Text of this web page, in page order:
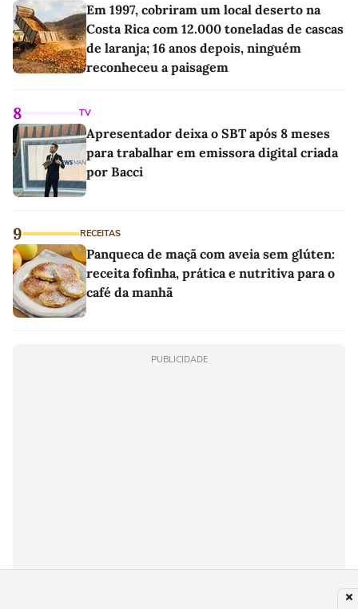
Em 1997, cobriram um local deserto na
Costa Rica com 12.000 toneladas de cascas
de laranja; 16 anos depois, ninguém
reconheceu a paisagem
8 TV
Apresentador deixa o SBT após 8 meses
para trabalhar em emissora digital criada
por Bacci
9 RECEITAS
Panqueca de maçã com aveia sem glúten:
receita fofinha, prática e nutritiva para o
café da manhã
PUBLICIDADE